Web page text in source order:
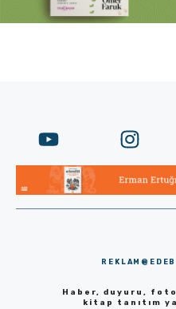
Haber, duyuru,
kitap tanıtım